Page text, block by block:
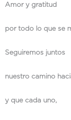
Amor y gratitud
por todo lo que se
Seguiremos juntos
nuestro camino
y que cada uno,